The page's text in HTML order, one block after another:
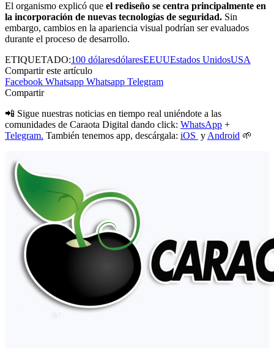
El organismo explicó que el rediseño se centra principalmente en
la incorporación de nuevas tecnologías de seguridad. Sin
embargo, cambios en la apariencia visual podrían ser evaluados
durante el proceso de desarrollo.
ETIQUETADO:100 dólaresdólaresEEUUEstados UnidosUSA
Compartir este artículo
Facebook Whatsapp Whatsapp Telegram
Compartir
📲 Sigue nuestras noticias en tiempo real uniéndote a las
comunidades de Caraota Digital dando click: WhatsApp +
Telegram. También tenemos app, descárgala: iOS y Android 🌱